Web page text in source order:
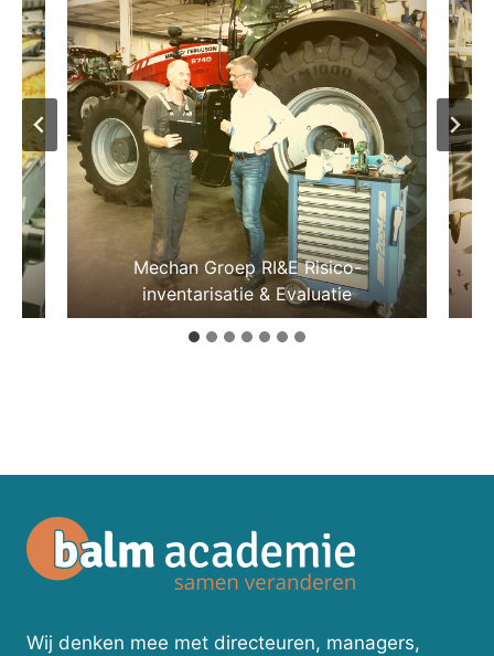
Mechan Groep RI&E Risico-
inventarisatie & Evaluatie
Wij denken mee met directeuren, managers,